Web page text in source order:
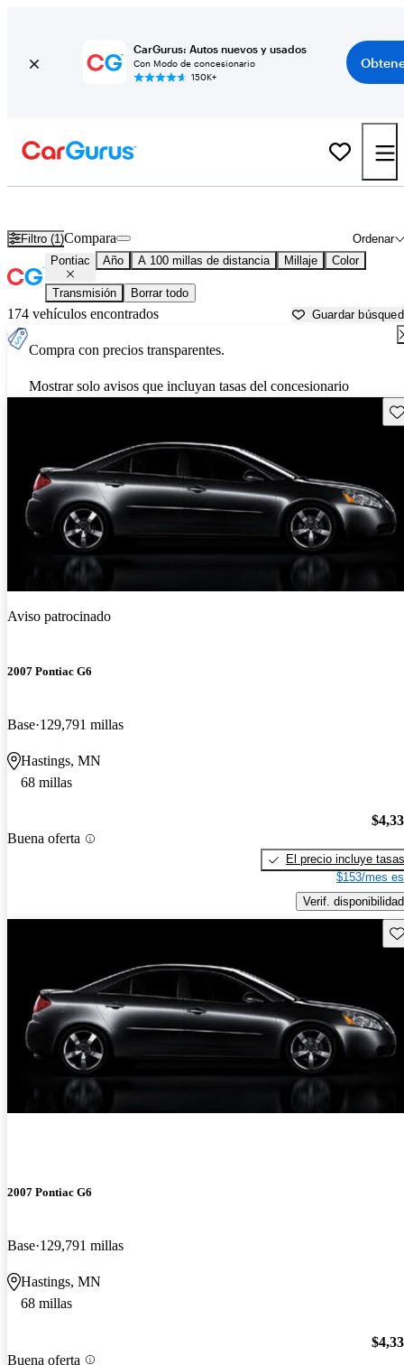
CarGurus: Autos nuevos y usados
Con Modo de concesionario
150K+
Filtro (1) Ordenar
Compara
Pontiac Año A 100 millas de distancia Millaje Color
Transmisión Borrar todo
174 vehículos encontrados Guardar
Compra con precios transparentes.
Mostrar solo avisos que incluyan tasas del concesionario
Aviso patrocinado
2007 Pontiac G6
Base 129,791 millas
Hastings, MN
68 millas
Buena oferta
El precio incluye tasas
$153/mes
Verif. disponibilidad
2007 Pontiac G6
Base 129,791 millas
Hastings, MN
68 millas
Buena oferta